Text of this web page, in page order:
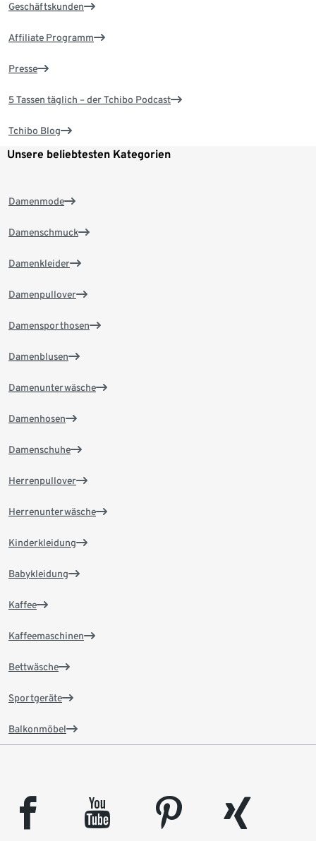
Geschäftskunden
Affiliate Programm
Presse
5 Tassen täglich – der Tchibo Podcast
Tchibo Blog
Unsere beliebtesten Kategorien
Damenmode
Damenschmuck
Damenkleider
Damenpullover
Damensporthosen
Damenblusen
Damenunterwäsche
Damenhosen
Damenschuhe
Herrenpullover
Herrenunterwäsche
Kinderkleidung
Babykleidung
Kaffee
Kaffeemaschinen
Bettwäsche
Sportgeräte
Balkonmöbel
facebook youtube pinterest
xing